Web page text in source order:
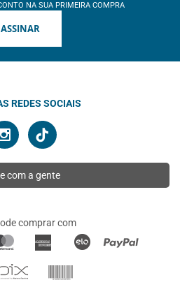
NA SUA PRIMEIRA COMPRA
ASSINAR
REDES SOCIAIS
com a gente
comprar com